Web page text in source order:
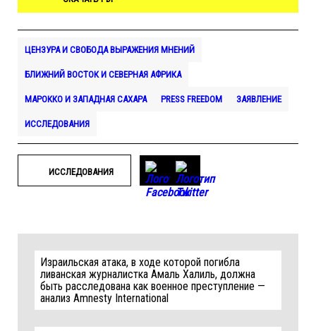
ЦЕНЗУРА И СВОБОДА ВЫРАЖЕНИЯ МНЕНИЙ
БЛИЖНИЙ ВОСТОК И СЕВЕРНАЯ АФРИКА
МАРОККО И ЗАПАДНАЯ САХАРА PRESS FREEDOM ЗАЯВЛЕНИЕ
ИССЛЕДОВАНИЯ
ИССЛЕДОВАНИЯ
Израильская атака, в ходе которой погибла
ливанская журналистка Амаль Халиль, должна
быть расследована как военное преступление —
анализ Amnesty International